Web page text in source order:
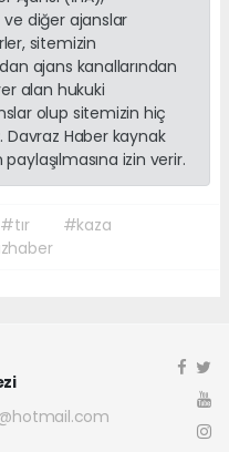
ve diğer ajanslar
sitemizin
ajans kanallarından
alan hukuki
olup sitemizin hiç
Haber kaynak
izin verir.
#tır
#kaza